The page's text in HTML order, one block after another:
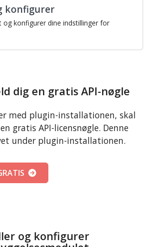
konfigurer
og konfigurer dine indstillinger for
dig en gratis API-nøgle
med plugin-installationen, skal
gratis API-licensnøgle. Denne
under plugin-installationen.
og konfigurer